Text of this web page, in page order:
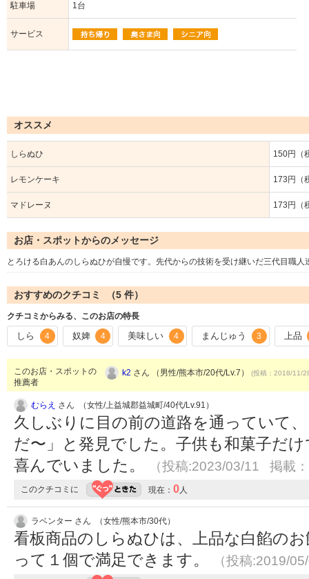
駐車場 1台
サービス
オススメ
しらぬひ 150円（
レモンケーキ 173円（
マドレーヌ 173円（
お店・スポットからのメッセージ
とろける白あんのしらぬひが自慢です。先代からの技術を受け継いだ三代目職
おすすめのクチコミ （5 件）
クチコミからみる、このお店の特長
しら 4 奴婢 4 美味しい 4 まんじゅう 3 上品
このお店・スポットの
推薦者
k2 さん （男性/熊本市/20代/Lv.7） (投稿：2018/11/
むらえ さん （女性/上益城郡益城町/40代/Lv.91）
久しぶりに目の前の道路を通っていて
だ〜」と発見でした。子供も和菓子だ
喜んでいました。
（投稿:2023/03/11 掲載
このクチコミに 現在： 0 人
ラベンター さん （女性/熊本市/30代）
看板商品のしらぬひは、上品な白餡の
って１個で満足できます。
（投稿:2019/